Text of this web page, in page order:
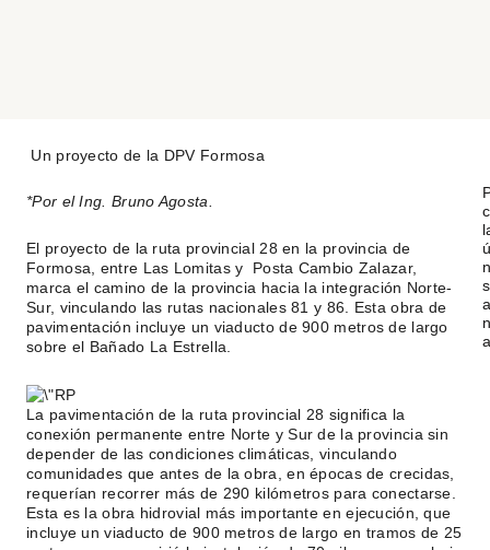
a
Un proyecto de la DPV Formosa
*Por el Ing. Bruno Agosta.
El proyecto de la ruta provincial 28 en la provincia de
Formosa, entre Las Lomitas y Posta Cambio Zalazar,
marca el camino de la provincia hacia la integración Norte-
Sur, vinculando las rutas nacionales 81 y 86. Esta obra de
pavimentación incluye un viaducto de 900 metros de largo
sobre el Bañado La Estrella.
La pavimentación de la ruta provincial 28 significa la
conexión permanente entre Norte y Sur de la provincia sin
depender de las condiciones climáticas, vinculando
comunidades que antes de la obra, en épocas de crecidas,
requerían recorrer más de 290 kilómetros para conectarse.
Esta es la obra hidrovial más importante en ejecución, que
incluye un viaducto de 900 metros de largo en tramos de 25